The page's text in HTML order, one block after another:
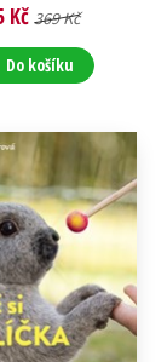
Kč 369 Kč
Do košíku